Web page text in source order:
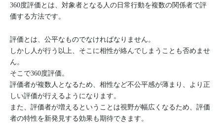
360度評価とは、対象者となる人の日常行動を複数の関係者で評
価する方法です。
評価とは、公平なものでなければなりません。
しかし人が行う以上、そこに相性が絡んでしまうことも否めませ
ん。
そこで360度評価。
評価者が複数人となるため、相性など不公平感が薄まり、より正
しい評価が行えるようになります。
また、評価者が増えるということは視野が幅広くなるため、評価
者の特性を新発見する効果も期待できます。